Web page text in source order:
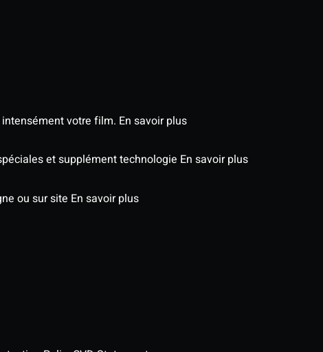
votre film. En savoir plus
et supplément technologie En savoir plus
ou sur site En savoir plus